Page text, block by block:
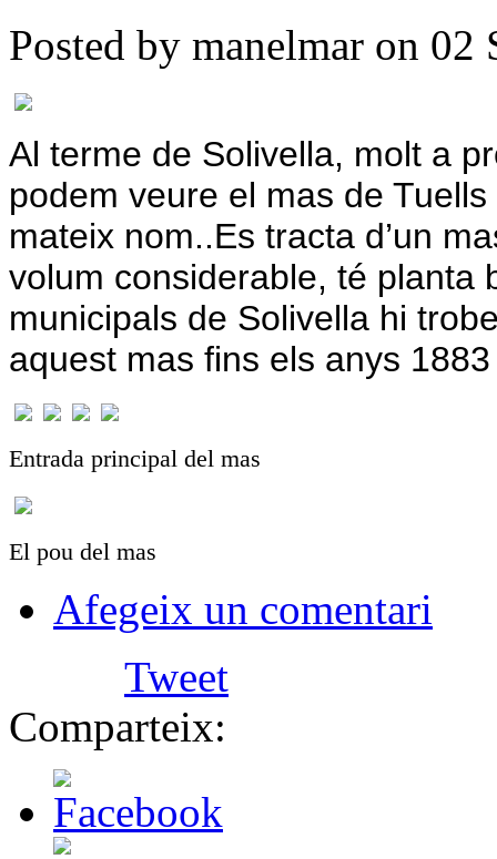
Posted by manelmar on 02
Al terme de Solivella, molt a
podem veure el mas de
mateix nom..Es tracta d’un
volum considerable, té planta
municipals de Solivella hi
aquest mas fins els anys
Entrada principal del mas
El pou del mas
Afegeix un comentari
Tweet
Comparteix: